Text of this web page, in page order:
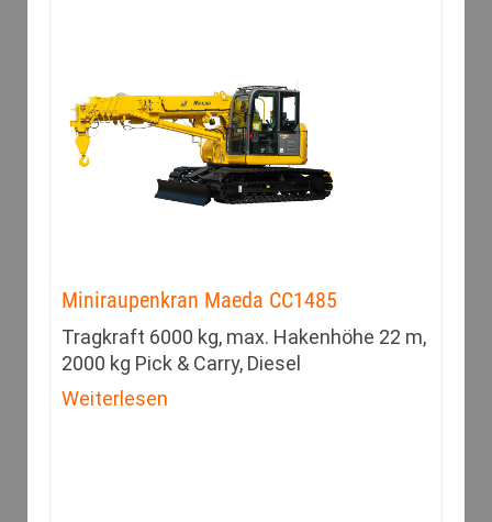
Miniraupenkran Maeda CC1485
Tragkraft 6000 kg, max. Hakenhöhe 22 m,
2000 kg Pick & Carry, Diesel
Weiterlesen